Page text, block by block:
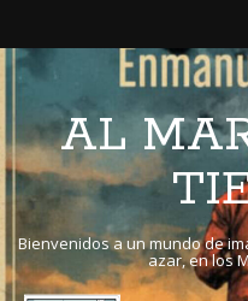
AL
Bienvenidos a un mundo de
azar, en los